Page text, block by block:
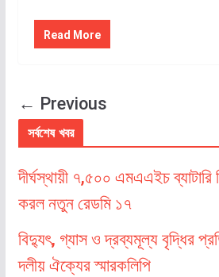
Read More
← Previous
সর্বশেষ খবর
দীর্ঘস্থায়ী ৭,৫০০ এমএএইচ ব্যাটারি
করল নতুন রেডমি ১৭
বিদ্যুৎ, গ্যাস ও দ্রব্যমূল্য বৃদ্ধির
দলীয় ঐক্যের স্মারকলিপি